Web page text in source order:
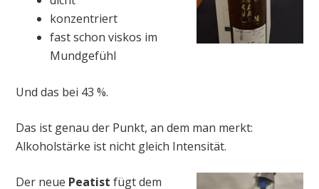
konzentriert
fast schon viskos im
Mundgefühl
Und das bei 43 %.
Das ist genau der Punkt, an dem man merkt:
Alkoholstärke ist nicht gleich Intensität.
Der neue Peatist fügt dem